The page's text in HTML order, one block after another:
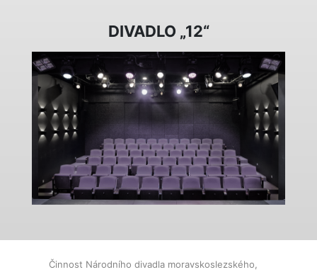
DIVADLO „12“
Činnost Národního divadla moravskoslezského,